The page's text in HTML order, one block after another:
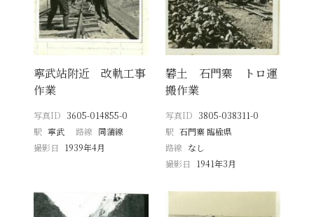
寧武站附近 改軌工事
作業
写真ID 3605-014855-0
駅 寧武 路線 同蒲線
撮影日
1939年4月
礬土 石門寨 トロ運
搬作業
写真ID 3805-038311-0
駅 石門寨 臨楡県
路線 なし
撮影日
1941年3月